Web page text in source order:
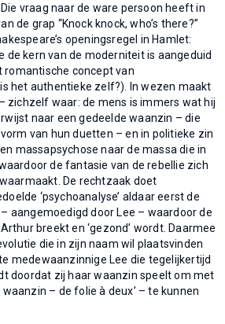
vraag naar de ware persoon heeft in
de grap “Knock knock, who’s there?”
openingsregel in Hamlet:
de kern van de moderniteit is aangeduid
romantische concept van
het authentieke zelf?). In wezen maakt
zichzelf waar: de mens is immers wat hij
naar een gedeelde waanzin – die
van hun duetten – en in politieke zin
massapsychose naar de massa die in
de fantasie van de rebellie zich
De rechtzaak doet
‘psychoanalyse’ aldaar eerst de
aangemoedigd door Lee – waardoor de
breekt en ‘gezond’ wordt. Daarmee
die in zijn naam wil plaatsvinden
medewaanzinnige Lee die tegelijkertijd
doordat zij haar waanzin speelt om met
– de folie à deux’ – te kunnen